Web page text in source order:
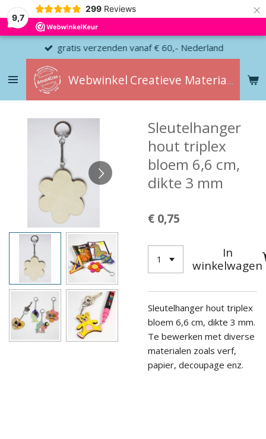
9,7
299 Reviews ×
Webwinkel Creatieve Materialen
gratis verzenden vanaf € 60,- Nederland
Sleutelhanger
hout triplex
bloem 6,6 cm,
dikte 3 mm
€ 0,75
In
winkelwagen
Sleutelhanger hout triplex
bloem 6,6 cm, dikte 3 mm.
Te bewerken met diverse
materialen zoals verf,
papier, decoupage enz.